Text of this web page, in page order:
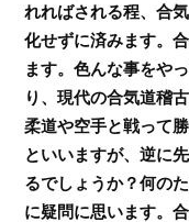
れればされる程、合
化せずに済みます。
ます。色んな事をや
り、現代の合気道稽
柔道や空手と戦って
といいますが、逆に
るでしょうか？何の
に疑問に思います。